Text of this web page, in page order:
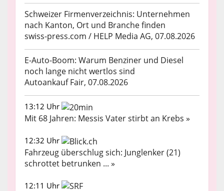
Schweizer Firmenverzeichnis: Unternehmen
nach Kanton, Ort und Branche finden
swiss-press.com / HELP Media AG, 07.08.2026
E-Auto-Boom: Warum Benziner und Diesel
noch lange nicht wertlos sind
Autoankauf Fair, 07.08.2026
13:12 Uhr
Mit 68 Jahren: Messis Vater stirbt an Krebs »
12:32 Uhr
Fahrzeug überschlug sich: Junglenker (21)
schrottet betrunken ... »
12:11 Uhr